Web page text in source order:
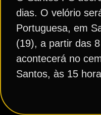
dias. O velório
Portuguesa, em
(19), a partir das
acontecerá no
Santos, às 15